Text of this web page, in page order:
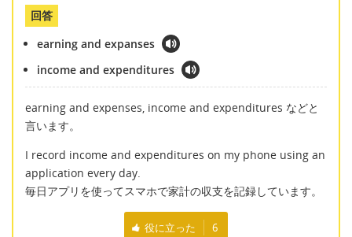
回答
earning and expanses
income and expenditures
earning and expenses, income and expenditures などと
言います。
I record income and expenditures on my phone using an
application every day.
毎日アプリを使ってスマホで家計の収支を記録しています。
役に立った 6